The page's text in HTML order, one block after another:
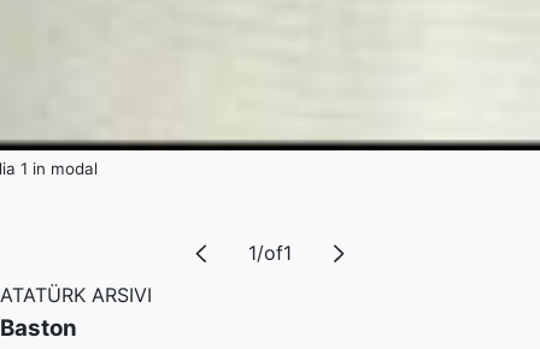
1 in modal
1/of1
ATATÜRK ARSIVI
Baston